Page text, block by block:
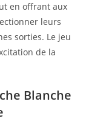
en offrant aux
leurs
sorties. Le jeu
de la
Blanche